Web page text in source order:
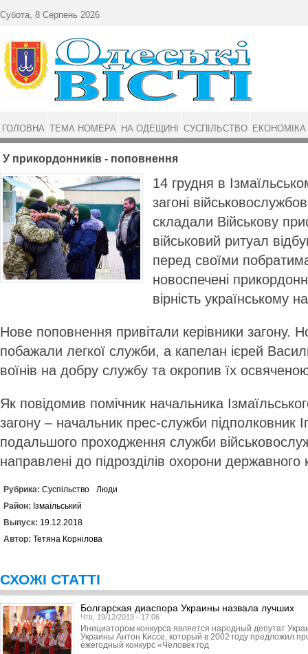
У прикордонників - поповнення
14 грудня в
загоні
складали Військову
військовий ритуал
перед своїми
новоспечені
вірність українському
Нове поповнення привітали керівники загону.
побажали легкої служби, а капелан ієрей
воїнів на добру службу та окропив їх
Як повідомив помічник начальника
загону – начальник прес-служби підполковник
подальшого проходження служби
направлені до підрозділів охорони державного
Рубрика: Суспільство
Люди
Район: Ізмаїльський
Выпуск: 19.12.2018
Автор: Тетяна Корнілова
СХОЖІ СТАТТІ
Болгарская диаспора Украины назвала лучших
Чтв, 19/12/2019 - 17:06
Инициатором конкурса является народный депутат
Украины Антон Киссе, который в 2002 году предложил
ежегодный конкурс «Человек год
Субота, 8 Серпень 2026
ГОЛОВНА ТЕМА НОМЕРА НА ОДЕЩИНІ СУСПІЛЬСТВО ЕКОНОМІКА